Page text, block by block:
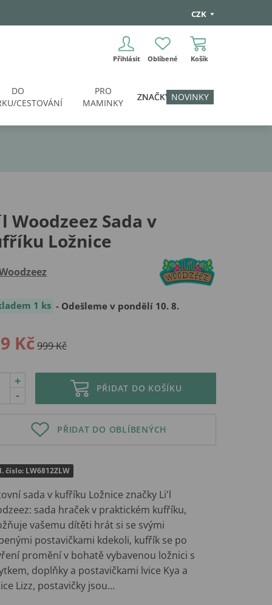
CZK
Přihlásit Oblíbené Košík
DO
CESTOVÁNÍ
PRO
MAMINKY
ZNAČKY NOVINKY
Woodzeez Sada v
Ložnice
1 ks - Odešleme v pondělí 10. 8.
Kč999 Kč
-
+
PŘIDAT DO KOŠÍKU
PŘIDAT DO OBLÍBENÝCH
číslo: LW6812ZLW
sada v kufříku Ložnice značky Li'l
sada hraček v praktickém kufříku,
vašemu dítěti hrát si se svými
postavičkami kdekoli, kufřík se po
promění v bohatě vybavenou ložnici s
doplňky a postavičkami lvice Kya a
Lizz, postavičky jsou…